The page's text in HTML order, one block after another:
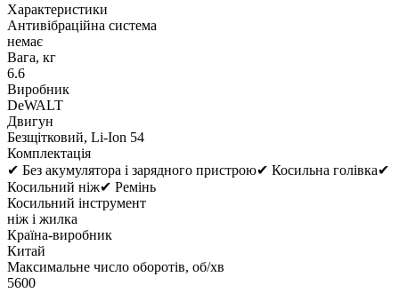
Характеристики
Антивібраційна система
немає
Вага, кг
6.6
Виробник
DeWALT
Двигун
Безщітковий, Li-Ion 54
Комплектація
✔ Без акумулятора і зарядного пристрою✔ Косильна голівка✔
Косильний ніж✔ Ремінь
Косильний інструмент
ніж і жилка
Країна-виробник
Китай
Максимальне число оборотів, об/хв
5600